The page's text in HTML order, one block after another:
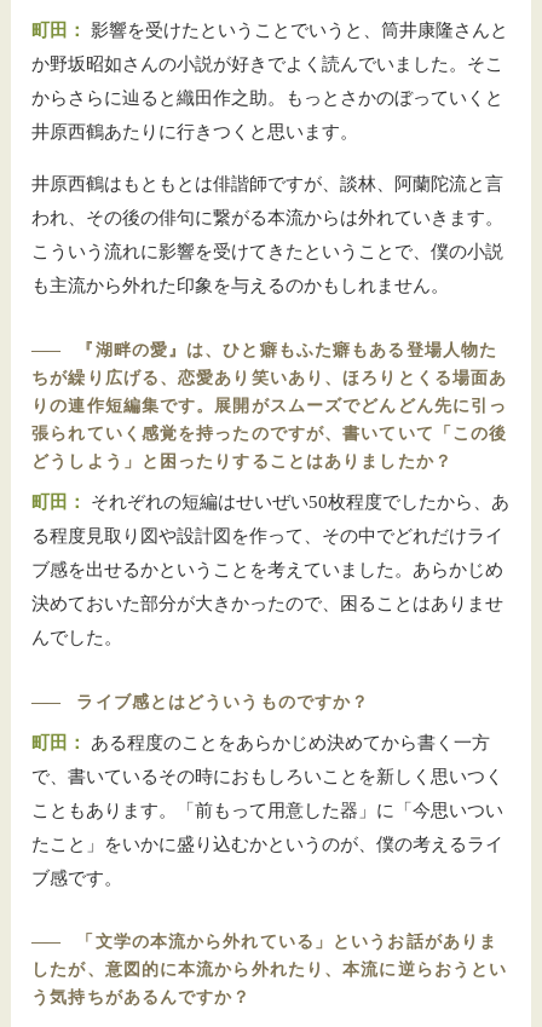
町田：
影響を受けたということでいうと、筒井康隆さんと
か野坂昭如さんの小説が好きでよく読んでいました。そこ
からさらに辿ると織田作之助。もっとさかのぼっていくと
井原西鶴あたりに行きつくと思います。
井原西鶴はもともとは俳諧師ですが、談林、阿蘭陀流と言
われ、その後の俳句に繋がる本流からは外れていきます。
こういう流れに影響を受けてきたということで、僕の小説
も主流から外れた印象を与えるのかもしれません。
――
『湖畔の愛』は、ひと癖もふた癖もある登場人物た
ちが繰り広げる、恋愛あり笑いあり、ほろりとくる場面あ
りの連作短編集です。展開がスムーズでどんどん先に引っ
張られていく感覚を持ったのですが、書いていて「この後
どうしよう」と困ったりすることはありましたか？
町田：
それぞれの短編はせいぜい50枚程度でしたから、あ
る程度見取り図や設計図を作って、その中でどれだけライ
ブ感を出せるかということを考えていました。あらかじめ
決めておいた部分が大きかったので、困ることはありませ
んでした。
―― ライブ感とはどういうものですか？
町田：
ある程度のことをあらかじめ決めてから書く一方
で、書いているその時におもしろいことを新しく思いつく
こともあります。「前もって用意した器」に「今思いつい
たこと」をいかに盛り込むかというのが、僕の考えるライ
ブ感です。
――
「文学の本流から外れている」というお話がありま
したが、意図的に本流から外れたり、本流に逆らおうとい
う気持ちがあるんですか？